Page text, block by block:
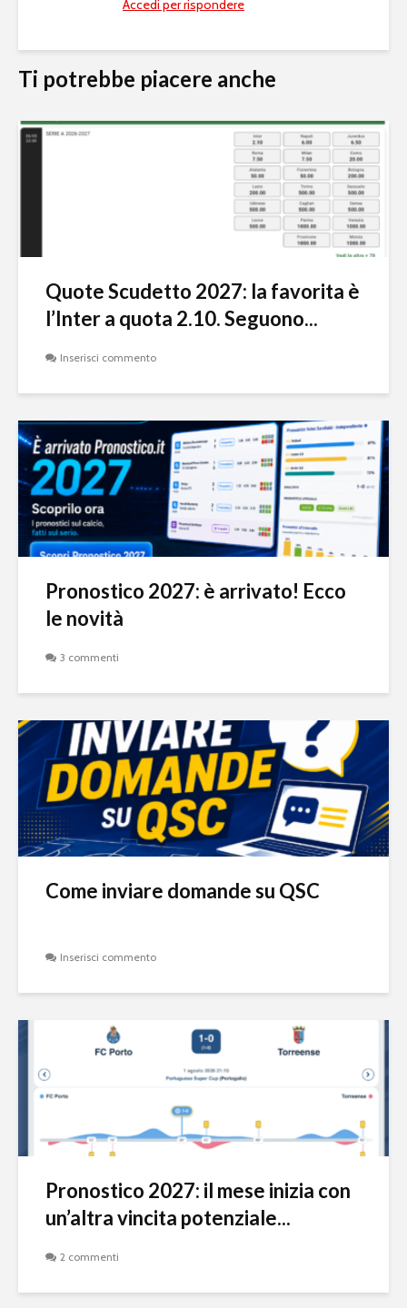
Accedi per rispondere
Ti potrebbe piacere anche
Quote Scudetto 2027: la favorita è
l’Inter a quota 2.10. Seguono...
Inserisci commento
Pronostico 2027: è arrivato! Ecco
le novità
3 commenti
Come inviare domande su QSC
Inserisci commento
Pronostico 2027: il mese inizia con
un’altra vincita potenziale...
2 commenti